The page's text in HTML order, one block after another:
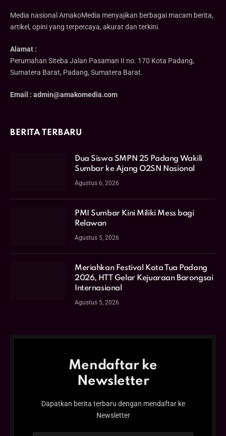
Media nasional AmakoMedia menyajikan berbagai macam berita,
artikel, opini yang terpercaya, akurat dan terkini.
Alamat :
Perumahan Siteba Jalan Pasaman II no. 170 Kota Padang,
Sumatera Barat, Padang, Sumatera Barat.
Email : admin@amakomedia.com
BERITA TERBARU
Dua Siswa SMPN 25 Padang Wakili
Sumbar ke Ajang O2SN Nasional
Agustus 6, 2026
PMI Sumbar Kini Miliki Mess bagi
Relawan
Agustus 5, 2026
Meriahkan Festival Kota Tua Padang
2026, HTT Gelar Kejuaraan Barongsai
Internasional
Agustus 5, 2026
Mendaftar ke
Newsletter
Dapatkan berita terbaru dengan mendaftar ke
Newsletter